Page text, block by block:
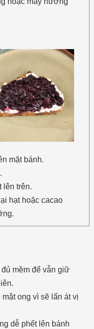
mặt bánh.
lên trên.
hạt hoặc cacao
mềm để vẫn giữ
ong vì sẽ lấn át vị
dễ phết lên bánh